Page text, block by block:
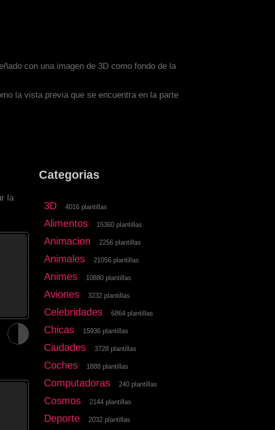
con una imagen de 3D como fondo de la
la vista previa que se encuentra en la parte
la
Categorias
3D 4016 plantillas
Alimentos 15360 plantillas
Animacion 2256 plantillas
Animales 21056 plantillas
Animes 10880 plantillas
Aviones 3232 plantillas
Celebridades 6864 plantillas
Chicas 15936 plantillas
Ciudades 3728 plantillas
Coches 1888 plantillas
Computadoras 240 plantillas
Cosmos 2144 plantillas
Deporte 2032 plantillas